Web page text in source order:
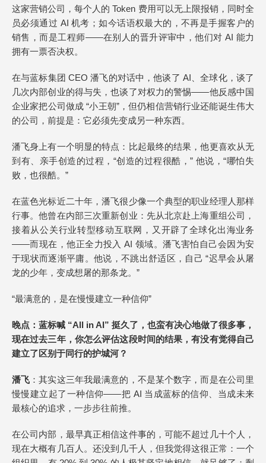
这家营销公司，每个人的 Token 费用可以无上限报销，同时全
员必须通过 AI 机考；如今话语权最大的，不再是手握客户的
销售，而是工程师——在别人的晋升评审中，他们对 AI 能力
拥有一票否决权。
在与蓝标集团 CEO 潘飞的对话中，他谈了 AI、全球化，谈了
几次内部创业的得与失，也谈了对权力的警惕——他反感中国
企业家把公司做成 “小王朝”，但仍相信营销行业还能诞生伟大
的公司，前提是：它必须先变成另一种东西。
潘飞身上有一个明显的特点：比起最终的结果，他更喜欢从无
到有、亲手创造的过程，“创造的过程很酷，” 他说，“哪怕失
败，也很酷。”
在蓝色光标近二十年，潘飞很少像一个典型的职业经理人那样
行事。他曾在内部三次重新创业：先从北京赴上海重组公司，
接着从公关行业转型移动互联网，又开辟了全球化出海业务
——而现在，他正全力投入 AI 领域。潘飞害怕自己会因为安
于现状而逐渐平庸。他说，不跳出舒适区，自己 “迟早会从屠
龙的少年，变成想屠的那条龙。”
“最满意的，是在慢慢建立一种信仰”
晚点 ：蓝标喊 “All in AI” 挺久了 ，也蛮有决心地做了很多事，
现在过去三年，你怎么评估这段时间的结果，有没有觉得自己
建立了区别于同行的护城河？
潘飞 ：其实这三年我最满意的，不是某个数字，而是在公司里
慢慢建立起了一种信仰——把 AI 当成蓝标的信仰、当成未来
最核心的追求，一步步往前推。
在公司内部，最早真正相信这件事的，可能不超过几十个人，
现在大概有几百人。还没到几千人，但我觉得这很正常：一个